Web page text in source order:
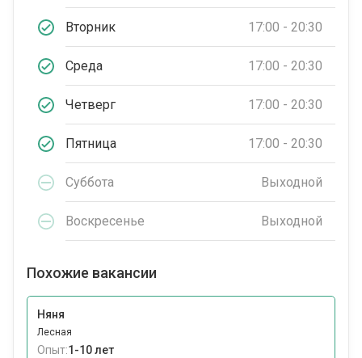
Вторник 17:00 - 20:30
Среда 17:00 - 20:30
Четверг 17:00 - 20:30
Пятница 17:00 - 20:30
Суббота Выходной
Воскресенье Выходной
Похожие вакансии
Няня
Лесная
Опыт:1-10 лет